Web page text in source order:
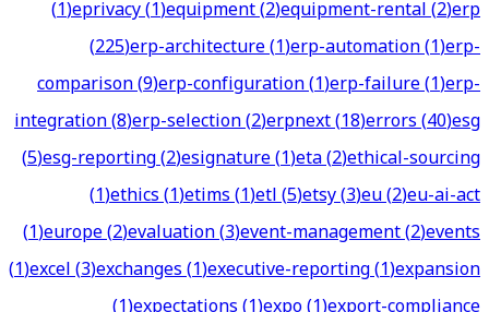
(1)eprivacy(1)equipment(2)equipment-rental(2)erp
(225)erp-architecture(1)erp-automation(1)erp-
comparison(9)erp-configuration(1)erp-failure(1)erp-
integration(8)erp-selection(2)erpnext(18)errors(40)esg
(5)esg-reporting(2)esignature(1)eta(2)ethical-sourcing
(1)ethics(1)etims(1)etl(5)etsy(3)eu(2)eu-ai-act
(1)europe(2)evaluation(3)event-management(2)events
(1)excel(3)exchanges(1)executive-reporting(1)expansion